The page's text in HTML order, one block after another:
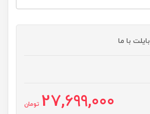
با ما
27,699,000 تومان